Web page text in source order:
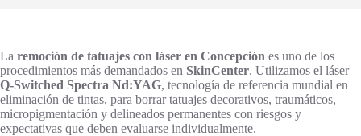
La remoción de tatuajes con láser en Concepción es uno de los
procedimientos más demandados en SkinCenter. Utilizamos el láser
Q-Switched Spectra Nd:YAG, tecnología de referencia mundial en
eliminación de tintas, para borrar tatuajes decorativos, traumáticos,
micropigmentación y delineados permanentes con riesgos y
expectativas que deben evaluarse individualmente.